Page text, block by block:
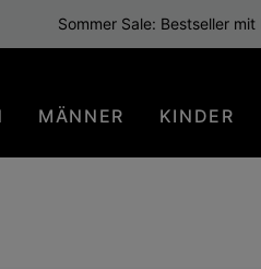
Sommer Sale: Bestseller
MÄNNER KINDER